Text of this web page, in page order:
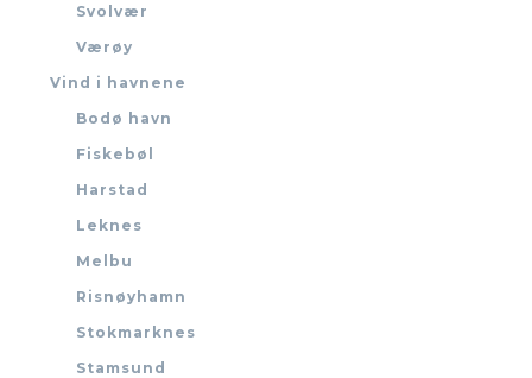
Svolvær
Værøy
Vind i havnene
Bodø havn
Fiskebøl
Harstad
Leknes
Melbu
Risnøyhamn
Stokmarknes
Stamsund